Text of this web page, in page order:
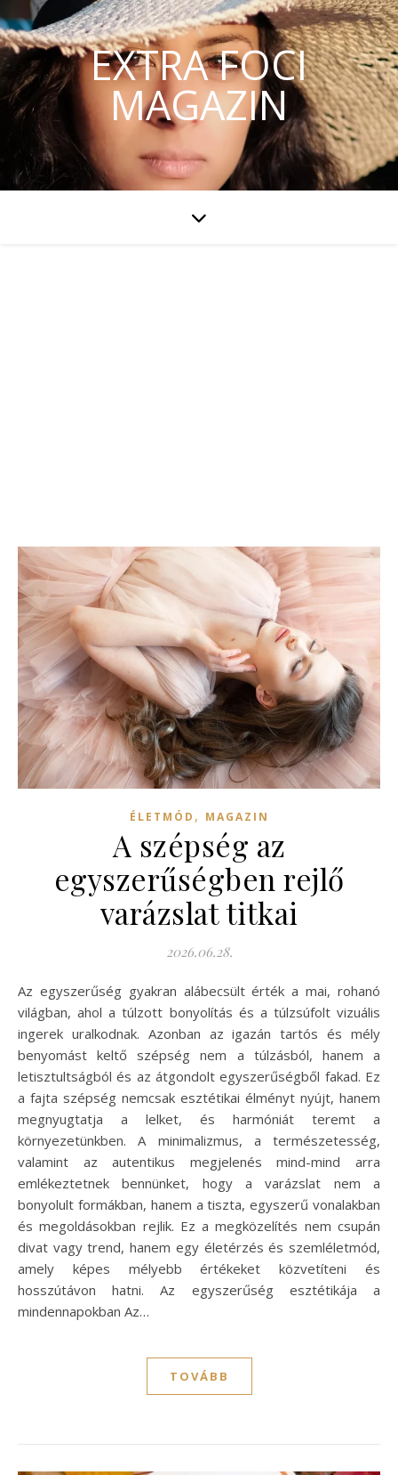
EXTRA FOCI
MAGAZIN
ÉLETMÓD , MAGAZIN
A szépség az
egyszerűségben rejlő
varázslat titkai
2026.06.28.
Az egyszerűség gyakran alábecsült érték a mai, rohanó
világban, ahol a túlzott bonyolítás és a túlzsúfolt vizuális
ingerek uralkodnak. Azonban az igazán tartós és mély
benyomást keltő szépség nem a túlzásból, hanem a
letisztultságból és az átgondolt egyszerűségből fakad. Ez
a fajta szépség nemcsak esztétikai élményt nyújt, hanem
megnyugtatja a lelket, és harmóniát teremt a
környezetünkben. A minimalizmus, a természetesség,
valamint az autentikus megjelenés mind-mind arra
emlékeztetnek bennünket, hogy a varázslat nem a
bonyolult formákban, hanem a tiszta, egyszerű vonalakban
és megoldásokban rejlik. Ez a megközelítés nem csupán
divat vagy trend, hanem egy életérzés és szemléletmód,
amely képes mélyebb értékeket közvetíteni és
hosszútávon hatni. Az egyszerűség esztétikája a
mindennapokban Az…
TOVÁBB